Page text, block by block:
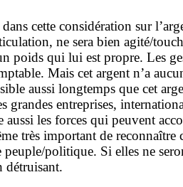
cette considération sur
ne sera bien agité/
poids qui lui est propre. Les
Mais cet argent n’a
aussi longtemps que cet
entreprises,
les forces qui peuvent
très important de
politique. Si elles ne
détruisant.